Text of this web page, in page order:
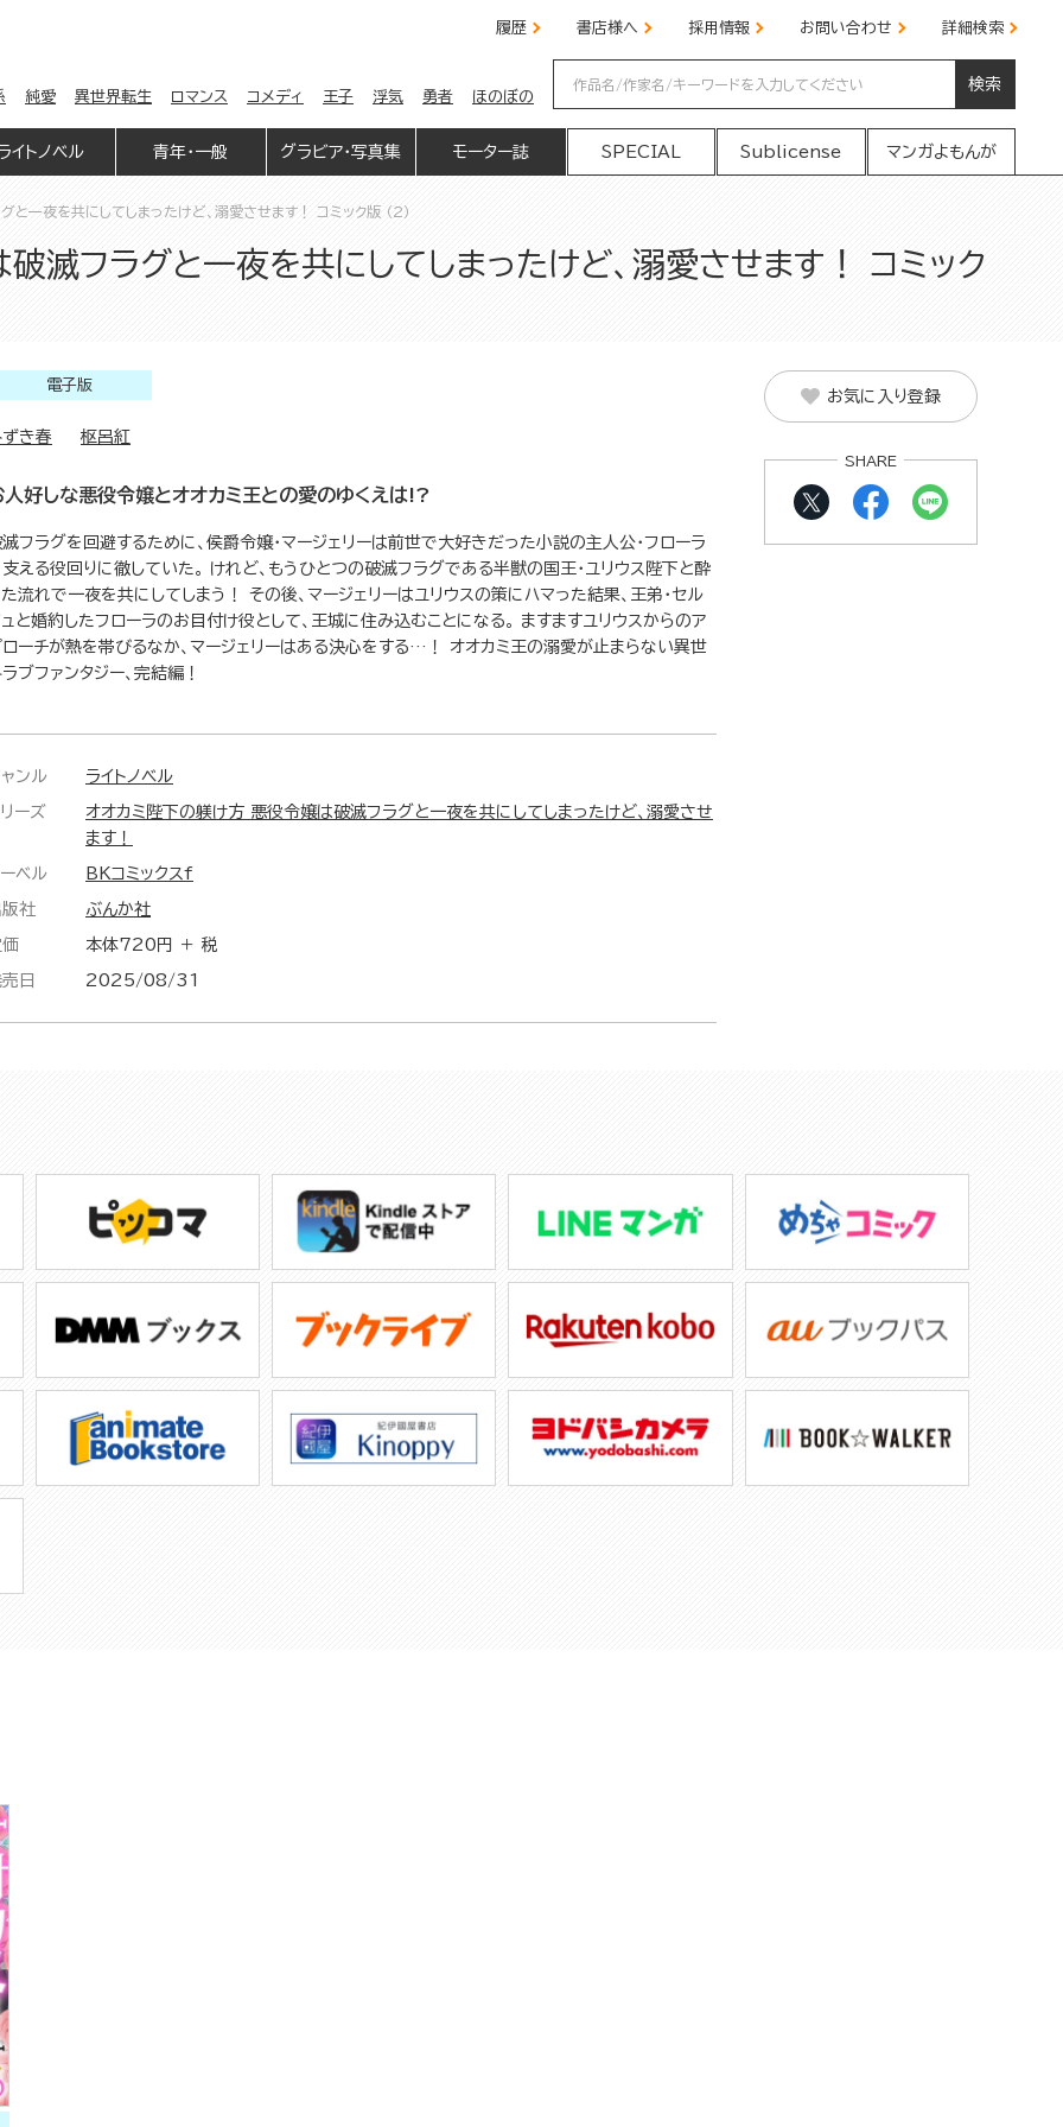
履歴 書店様へ 採用情報 お問い合わせ 詳細検索
純愛 異世界転生 ロマンス コメディ 王子 浮気 勇者 ほのぼの
検索
イトノベル 青年・一般 グラビア・写真集 モーター誌 SPECIAL Sublicense マンガよもんが
一夜を共にしてしまったけど、溺愛させます！ コミック版 （2）
滅フラグと一夜を共にしてしまったけど、溺愛させます！ コミック
電子版
き春 枢呂紅
人好しな悪役令嬢とオオカミ王との愛のゆくえは!?
フラグを回避するために、侯爵令嬢・マージェリーは前世で大好きだった小説の主人公・フローラ
える役回りに徹していた。 けれど、もうひとつの破滅フラグである半獣の国王・ユリウス陛下と酔
流れで一夜を共にしてしまう！ その後、マージェリーはユリウスの策にハマった結果、王弟・セル
と婚約したフローラのお目付け役として、王城に住み込むことになる。 ますますユリウスからのア
ーチが熱を帯びるなか、マージェリーはある決心をする…！ オオカミ王の溺愛が止まらない異世
ブファンタジー、完結編！
ンル ライトノベル
ーズ
オオカミ陛下の躾け方 悪役令嬢は破滅フラグと一夜を共にしてしまったけど、溺愛させ
ます！
ベル BKコミックスf
社 ぶんか社
本体720円 ＋ 税
日 2025/08/31
お気に入り登録
SHARE